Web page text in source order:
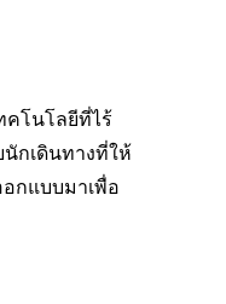
โนโลยีที่ไร้
กเดินทางที่ให้
กแบบมาเพื่อ